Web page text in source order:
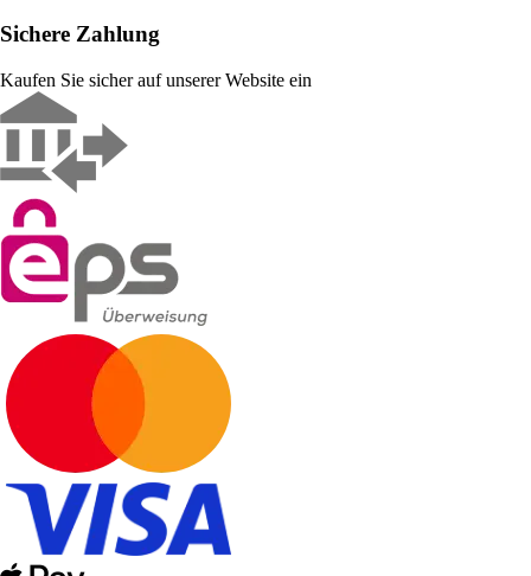
Sichere Zahlung
Kaufen Sie sicher auf unserer Website ein